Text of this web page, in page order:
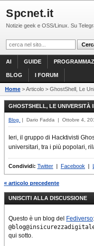
Spcnet.it
Notizie geek e OSS/Linux. Su
AI GUIDE
BLOG I FORUM
Home > Articolo > GhostShell, Le
GHOSTSHELL, LE UNIVERSITÀ
Blog | Dario Fadda | Ottobre 4,
Ieri, il gruppo di Hacktivisti
universitari, tra i più popolari,
Condividi: Twitter | Facebook |
« articolo precedente
UNISCITI ALLA DISCUSSIONE
Questo è un blog del Fediverso
qui sotto.